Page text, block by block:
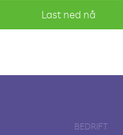
Last ned nå
BEDRIFT